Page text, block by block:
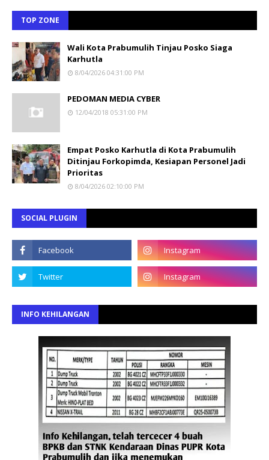
TOP ZONE
Wali Kota Prabumulih Tinjau Posko Siaga
Karhutla
8/04/2026 04:31:00 PM
PEDOMAN MEDIA CYBER
12/04/2018 05:31:00 PM
Empat Posko Karhutla di Kota Prabumulih
Ditinjau Forkopimda, Kesiapan Personel Jadi
Prioritas
8/04/2026 02:10:00 PM
SOCIAL PLUGIN
INFO KEHILANGAN